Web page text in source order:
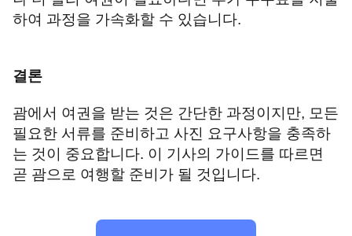
하여 과정을 가속화할 수 있습니다.
결론
괌에서 여권을 받는 것은 간단한 과정이지만, 모든
필요한 서류를 준비하고 사진 요구사항을 충족하
는 것이 중요합니다. 이 기사의 가이드를 따르면
곧 괌으로 여행할 준비가 될 것입니다.